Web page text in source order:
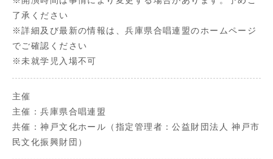
了承ください
※詳細及び最新の情報は、兵庫県合唱連盟のホームページ
でご確認ください
※未就学児入場不可
主催
主催：兵庫県合唱連盟
共催：神戸文化ホール（指定管理者：公益財団法人 神戸市
民文化振興財団）